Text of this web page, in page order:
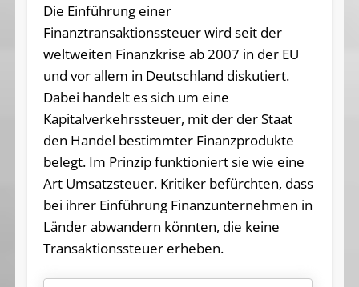
Die Einführung einer
Finanztransaktionssteuer wird seit der
weltweiten Finanzkrise ab 2007 in der EU
und vor allem in Deutschland diskutiert.
Dabei handelt es sich um eine
Kapitalverkehrssteuer, mit der der Staat
den Handel bestimmter Finanzprodukte
belegt. Im Prinzip funktioniert sie wie eine
Art Umsatzsteuer. Kritiker befürchten, dass
bei ihrer Einführung Finanzunternehmen in
Länder abwandern könnten, die keine
Transaktionssteuer erheben.